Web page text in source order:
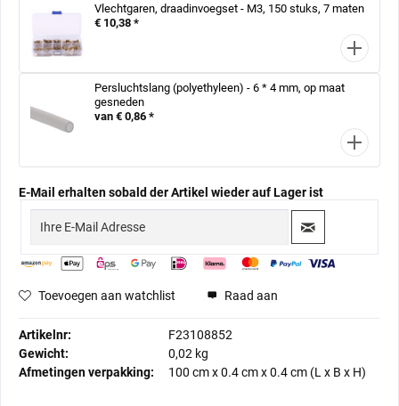
Vlechtgaren, draadinvoegset - M3, 150 stuks, 7 maten
€ 10,38 *
Persluchtslang (polyethyleen) - 6 * 4 mm, op maat
gesneden
van € 0,86 *
E-Mail erhalten sobald der Artikel wieder auf Lager ist
Toevoegen aan watchlist Raad aan
Artikelnr:
F23108852
Gewicht:
0,02 kg
Afmetingen verpakking:
100 cmx0.4 cmx0.4 cm (L x B x H)